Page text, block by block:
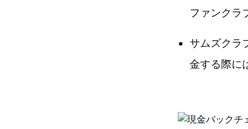
ファンクラ
サムズクラ
金する際に